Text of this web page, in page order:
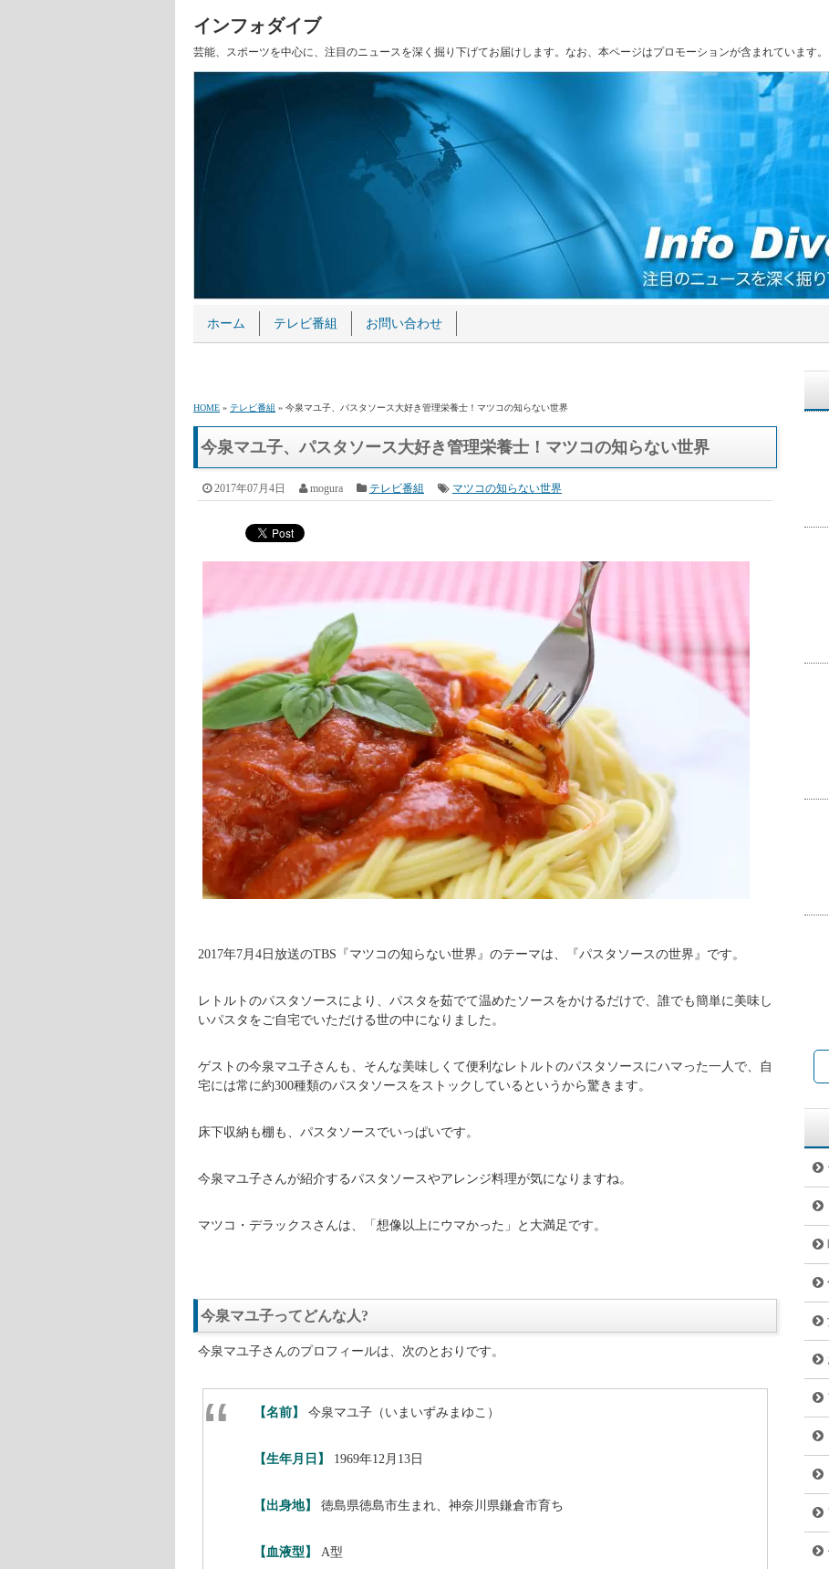
インフォダイブ
芸能、スポーツを中心に、注目のニュースを深く掘り下げてお届けします。なお、本ページはプロモーションが含まれています。
ホーム テレビ番組 お問い合わせ
HOME»テレビ番組» 今泉マユ子、パスタソース大好き管理栄養士！マツコの知らない世界
今泉マユ子、パスタソース大好き管理栄養士！マツコの知らない世界
2017年07月4日 mogura テレビ番組 マツコの知らない世界
2017年7月4日放送のTBS『マツコの知らない世界』のテーマは、『パスタソースの世界』です。
ゲストの今泉マユ子さんも、そんな美味しくて便利なレトルトのパスタソースにハマった一人で、自
宅には常に約300種類のパスタソースをストックしているというから驚きます。